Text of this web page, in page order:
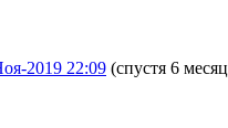
2019 22:09 (спустя 6